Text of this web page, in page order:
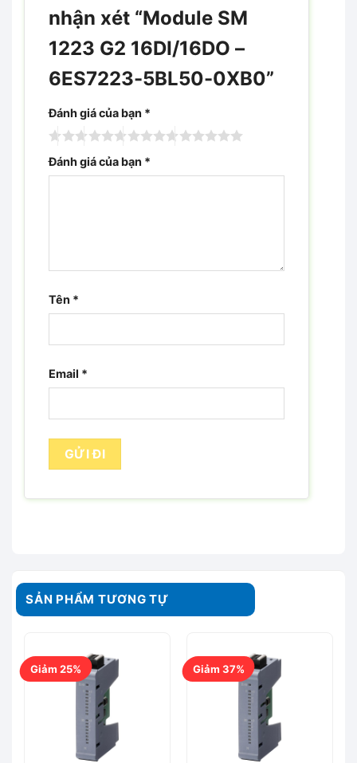
nhận xét “Module SM
1223 G2 16DI/16DO –
6ES7223-5BL50-0XB0”
Đánh giá của bạn *
Đánh giá của bạn *
Tên *
Email *
SẢN PHẨM TƯƠNG TỰ
Giảm 25% Giảm 37%